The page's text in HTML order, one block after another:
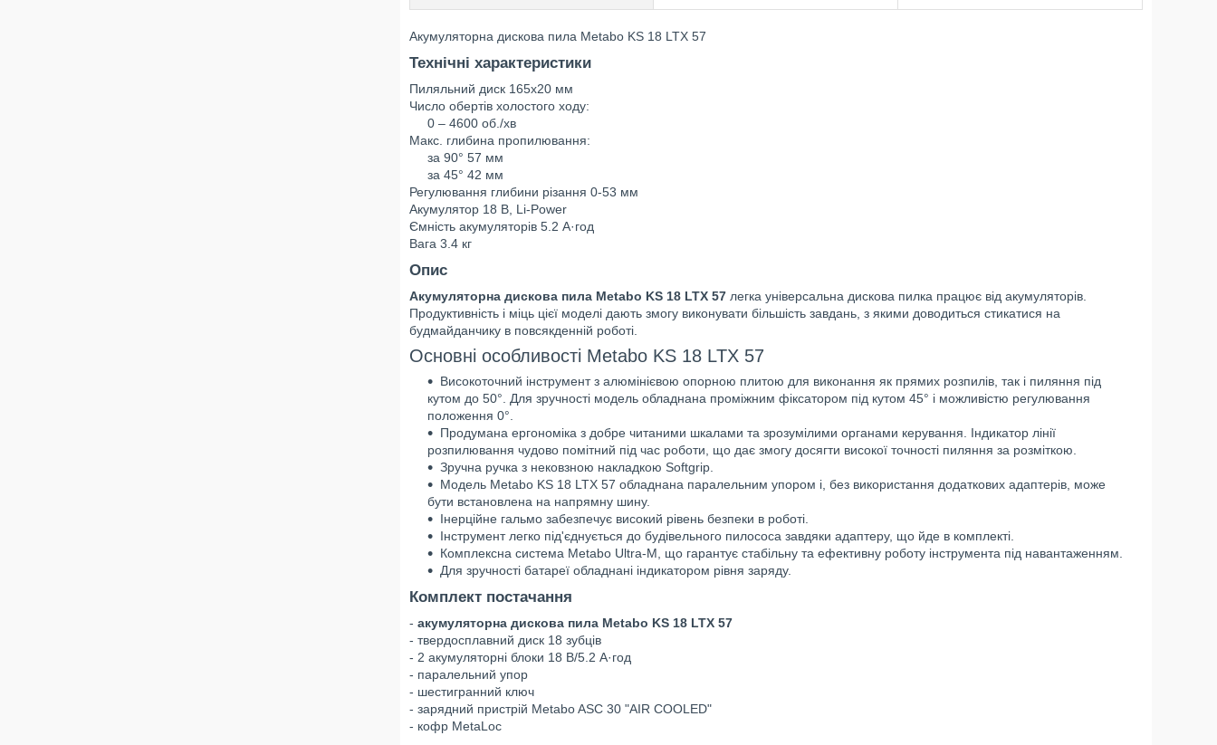
Акумуляторна дискова пила Metabo KS 18 LTX 57
Технічні характеристики
Пиляльний диск 165х20 мм
Число обертів холостого ходу:
0 – 4600 об./хв
Макс. глибина пропилювання:
за 90° 57 мм
за 45° 42 мм
Регулювання глибини різання 0-53 мм
Акумулятор 18 В, Li-Power
Ємність акумуляторів 5.2 А·год
Вага 3.4 кг
Опис
Акумуляторна дискова пила Metabo KS 18 LTX 57 легка універсальна дискова пилка працює від акумуляторів.
Продуктивність і міць цієї моделі дають змогу виконувати більшість завдань, з якими доводиться стикатися на
будмайданчику в повсякденній роботі.
Основні особливості Metabo KS 18 LTX 57
Високоточний інструмент з алюмінієвою опорною плитою для виконання як прямих розпилів, так і пиляння під
кутом до 50°. Для зручності модель обладнана проміжним фіксатором під кутом 45° і можливістю регулювання
положення 0°.
Продумана ергономіка з добре читаними шкалами та зрозумілими органами керування. Індикатор лінії
розпилювання чудово помітний під час роботи, що дає змогу досягти високої точності пиляння за розміткою.
Зручна ручка з нековзною накладкою Softgrip.
Модель Metabo KS 18 LTX 57 обладнана паралельним упором і, без використання додаткових адаптерів, може
бути встановлена на напрямну шину.
Інерційне гальмо забезпечує високий рівень безпеки в роботі.
Інструмент легко під'єднується до будівельного пилососа завдяки адаптеру, що йде в комплекті.
Комплексна система Metabo Ultra-M, що гарантує стабільну та ефективну роботу інструмента під навантаженням.
Для зручності батареї обладнані індикатором рівня заряду.
Комплект постачання
- акумуляторна дискова пила Metabo KS 18 LTX 57
- твердосплавний диск 18 зубців
- 2 акумуляторні блоки 18 В/5.2 А·год
- паралельний упор
- шестигранний ключ
- зарядний пристрій Metabo ASC 30 "AIR COOLED"
- кофр MetaLoc